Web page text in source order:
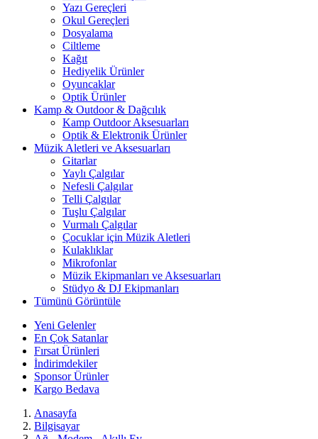
Yazı Gereçleri
Okul Gereçleri
Dosyalama
Ciltleme
Kağıt
Hediyelik Ürünler
Oyuncaklar
Optik Ürünler
Kamp & Outdoor & Dağcılık
Kamp Outdoor Aksesuarları
Optik & Elektronik Ürünler
Müzik Aletleri ve Aksesuarları
Gitarlar
Yaylı Çalgılar
Nefesli Çalgılar
Telli Çalgılar
Tuşlu Çalgılar
Vurmalı Çalgılar
Çocuklar için Müzik Aletleri
Kulaklıklar
Mikrofonlar
Müzik Ekipmanları ve Aksesuarları
Stüdyo & DJ Ekipmanları
Tümünü Görüntüle
Yeni Gelenler
En Çok Satanlar
Fırsat Ürünleri
İndirimdekiler
Sponsor Ürünler
Kargo Bedava
Anasayfa
Bilgisayar